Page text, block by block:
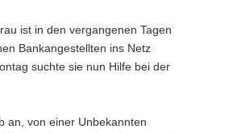
ist in den vergangenen Tagen
Bankangestellten ins Netz
suchte sie nun Hilfe bei der
an, von einer Unbekannten